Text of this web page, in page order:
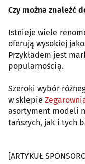
Czy można znaleźć
Istnieje wiele
oferują wysokiej
Przykładem jest
popularnością.
Szeroki wybór
w sklepie
asortyment modeli
tańszych, jak i tych
[ARTYKUŁ